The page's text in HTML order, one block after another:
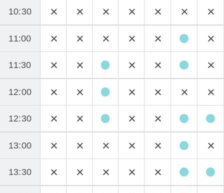
10:30
11:00
11:30
12:00
12:30
13:00
13:30